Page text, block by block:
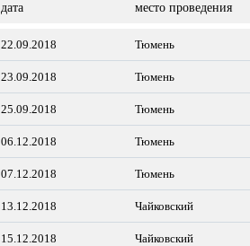
дата место проведения
22.09.2018 Тюмень
23.09.2018 Тюмень
25.09.2018 Тюмень
06.12.2018 Тюмень
07.12.2018 Тюмень
13.12.2018 Чайковский
15.12.2018 Чайковский